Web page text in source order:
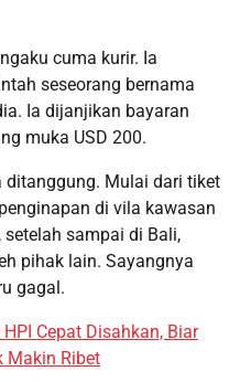
cuma kurir. Ia
seseorang bernama
Ia dijanjikan bayaran
muka USD 200.
Mulai dari tiket
di vila kawasan
setelah sampai di Bali,
pihak lain. Sayangnya
gagal.
HPI Cepat Disahkan, Biar
Makin Ribet